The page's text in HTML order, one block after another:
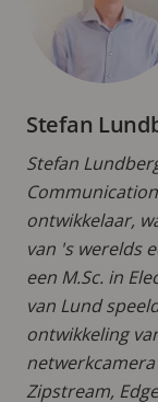
Stefan
Stefan
ontwikkelaar,
van 's werelds
een M.Sc. in
van Lund
ontwikkeling
Zipstream,